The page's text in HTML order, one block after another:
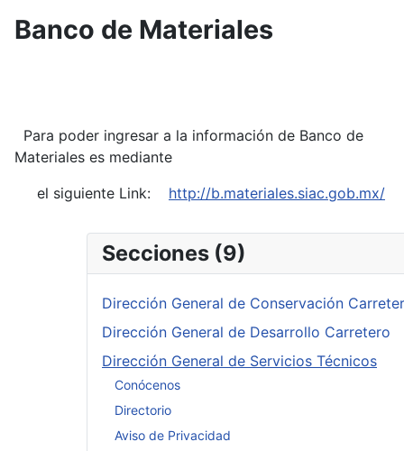
Banco de Materiales
Para poder ingresar a la información de Banco de
Materiales es mediante
el siguiente Link: http://b.materiales.siac.gob.mx/
Secciones (9)
Dirección General de Conservación
Dirección General de Desarrollo Carretero
Dirección General de Servicios Técnicos
Conócenos
Directorio
Aviso de Privacidad